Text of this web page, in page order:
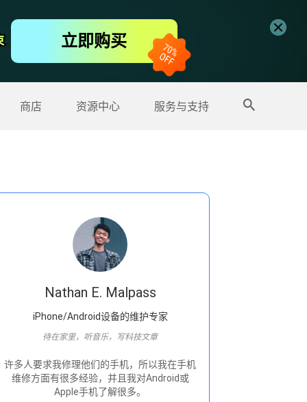
立即购买
商店 资源中心 服务与支持
更多产品
Nathan E. Malpass
iPhone/Android设备的维护专家
待在家里，听音乐，写科技文章
许多人要求我修理他们的手机，所以我在手机
维修方面有很多经验，并且我对Android或
Apple手机了解很多。